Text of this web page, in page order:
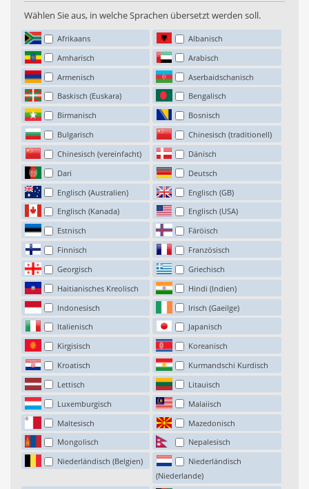
Wählen Sie aus, in welche Sprachen übersetzt werden soll.
Afrikaans
Albanisch
Amharisch
Arabisch
Armenisch
Aserbaidschanisch
Baskisch (Euskara)
Bengalisch
Birmanisch
Bosnisch
Bulgarisch
Chinesisch (traditionell)
Chinesisch (vereinfacht)
Dänisch
Dari
Deutsch
Englisch (Australien)
Englisch (GB)
Englisch (Kanada)
Englisch (USA)
Estnisch
Färöisch
Finnisch
Französisch
Georgisch
Griechisch
Haitianisches Kreolisch
Hindi (Indien)
Indonesisch
Irisch (Gaeilge)
Italienisch
Japanisch
Kirgisisch
Koreanisch
Kroatisch
Kurmandschi Kurdisch
Lettisch
Litauisch
Luxemburgisch
Malaiisch
Maltesisch
Mazedonisch
Mongolisch
Nepalesisch
Niederländisch (Belgien)
Niederländisch
(Niederlande)